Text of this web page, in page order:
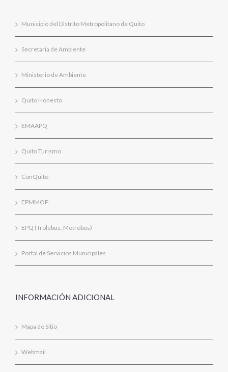
Municipio del Distrito Metropolitano de Quito
Secretaría de Ambiente
Ministerio de Ambiente
Quito Honesto
EMAAPQ
Quito Turismo
ConQuito
EPMMOP
EPQ (Trolebus, Metrobus)
Portal de Servicios Municipales
INFORMACIÓN ADICIONAL
Mapa de Sitio
Webmail